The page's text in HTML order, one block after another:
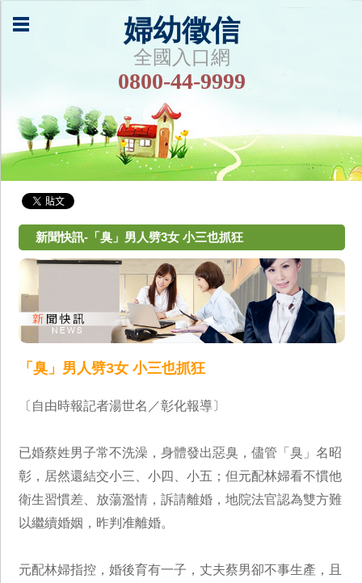
婦幼徵信
全國入口網
0800-44-9999
新聞快訊-「臭」男人劈3女 小三也抓狂
「臭」男人劈3女 小三也抓狂
〔自由時報記者湯世名／彰化報導〕
已婚蔡姓男子常不洗澡，身體發出惡臭，儘管「臭」名昭
彰，居然還結交小三、小四、小五；但元配林婦看不慣他
衛生習慣差、放蕩濫情，訴請離婚，地院法官認為雙方難
以繼續婚姻，昨判准離婚。
元配林婦指控，婚後育有一子，丈夫蔡男卻不事生產，且